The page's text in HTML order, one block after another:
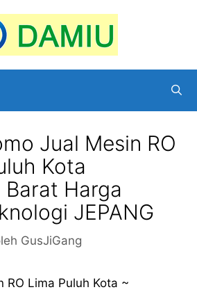
Jual Mesin RO
Kota
Harga
JEPANG
GusJiGang
RO Lima Puluh Kota ~